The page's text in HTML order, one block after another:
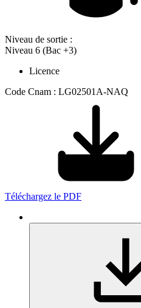
Niveau de sortie :
Niveau 6 (Bac +3)
Licence
Code Cnam : LG02501A-NAQ
Téléchargez le PDF